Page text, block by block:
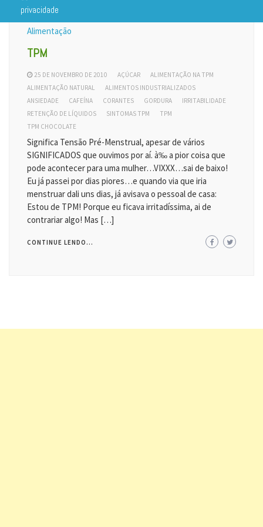
privacidade
Alimentação
TPM
25 DE NOVEMBRO DE 2010 AÇÚCAR
ALIMENTAÇÃO NA TPM
ALIMENTAÇÃO NATURAL
ALIMENTOS INDUSTRIALIZADOS
ANSIEDADE
CAFEÍNA CORANTES GORDURA
IRRITABILIDADE
RETENÇÃO DE LÍQUIDOS
SINTOMAS TPM
TPM
TPM CHOCOLATE
Significa Tensão Pré-Menstrual, apesar de vários
SIGNIFICADOS que ouvimos por aí. à‰ a pior coisa que
pode acontecer para uma mulher…VIXXX…sai de baixo!
Eu já passei por dias piores…e quando via que iria
menstruar dali uns dias, já avisava o pessoal de casa:
Estou de TPM! Porque eu ficava irritadíssima, ai de
contrariar algo! Mas […]
CONTINUE LENDO...